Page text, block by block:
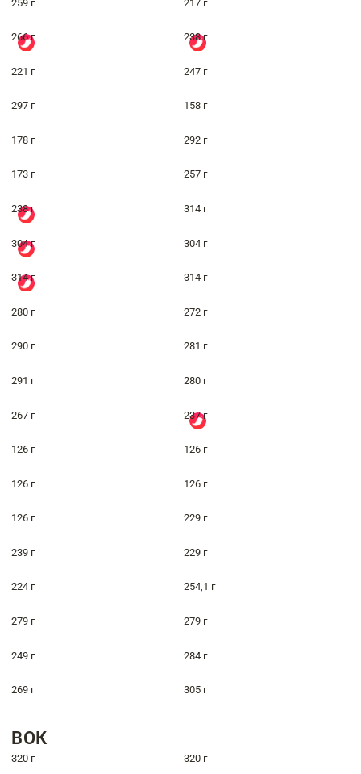
259 г 217 г
266 г 238 г
221 г 247 г
297 г 158 г
178 г 292 г
173 г 257 г
238 г 314 г
304 г 304 г
314 г 314 г
280 г 272 г
290 г 281 г
291 г 280 г
267 г 237 г
126 г 126 г
126 г 126 г
126 г 229 г
239 г 229 г
224 г 254,1 г
279 г 279 г
249 г 284 г
269 г 305 г
ВОК
320 г 320 г